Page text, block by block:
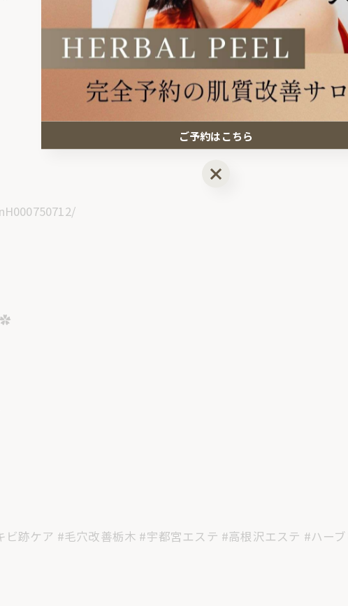
跡ケア #毛穴改善栃木 #宇都宮エステ #高根沢エステ #ハー
ご予約はこちら
ご予約はこちら